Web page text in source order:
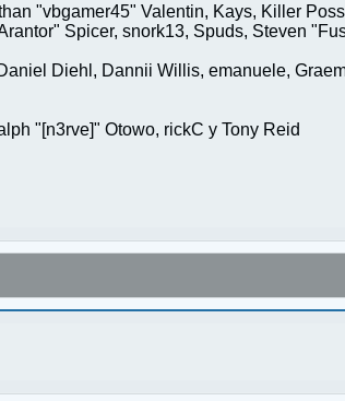
"vbgamer45" Valentin, Kays, Killer
Spicer, snork13, Spuds, Steven
Diehl, Dannii Willis, emanuele,
"[n3rve]" Otowo, rickC y Tony Reid